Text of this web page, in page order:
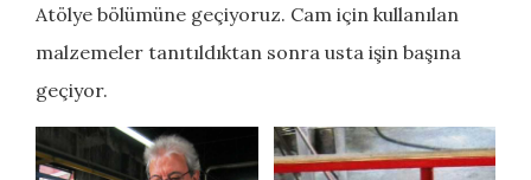
Atölye bölümüne geçiyoruz. Cam için kullanılan
malzemeler tanıtıldıktan sonra usta işin başına
geçiyor.